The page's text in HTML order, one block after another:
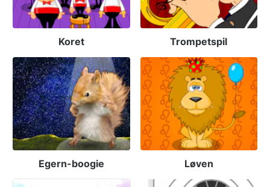
Koret Trompetspil
Egern-boogie Løven